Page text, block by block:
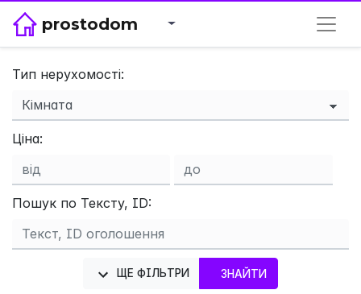
prostodom
Тип нерухомості:
Ціна:
Пошук по Тексту, ID:
ЩЕ ФІЛЬТРИ ЗНАЙТИ